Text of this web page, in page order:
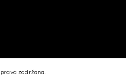
zadržana.